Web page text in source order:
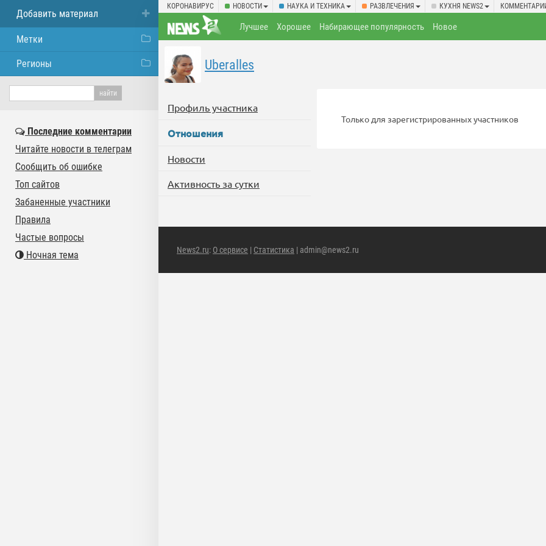
КОРОНАВИРУС НОВОСТИ НАУКА И ТЕХНИКА РАЗВЛЕЧЕНИЯ КУХНЯ NEWS2
Лучшее Хорошее Набирающее популярность Новое
Uberalles
Профиль участника
Отношения
Новости
Активность за сутки
Только для зарегистрированных участников
News2.ru: О сервисе | Статистика | admin@news2.ru
Добавить материал
Метки
Регионы
Последние комментарии
Читайте новости в телеграм
Сообщить об ошибке
Топ сайтов
Забаненные участники
Правила
Частые вопросы
Ночная тема